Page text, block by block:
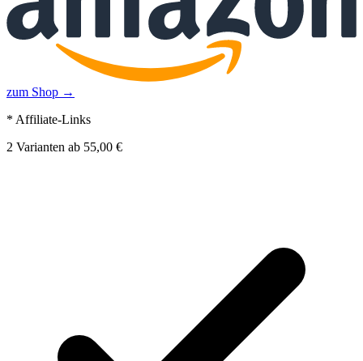
zum Shop →
* Affiliate-Links
2 Varianten ab 55,00 €